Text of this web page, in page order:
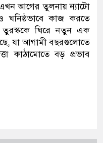
আগের তুলনায় ন্যাটো
ঘনিষ্ঠভাবে কাজ করতে
তুরস্ককে ঘিরে নতুন এক
যা আগামী বছরগুলোতে
কাঠামোতে বড় প্রভাব